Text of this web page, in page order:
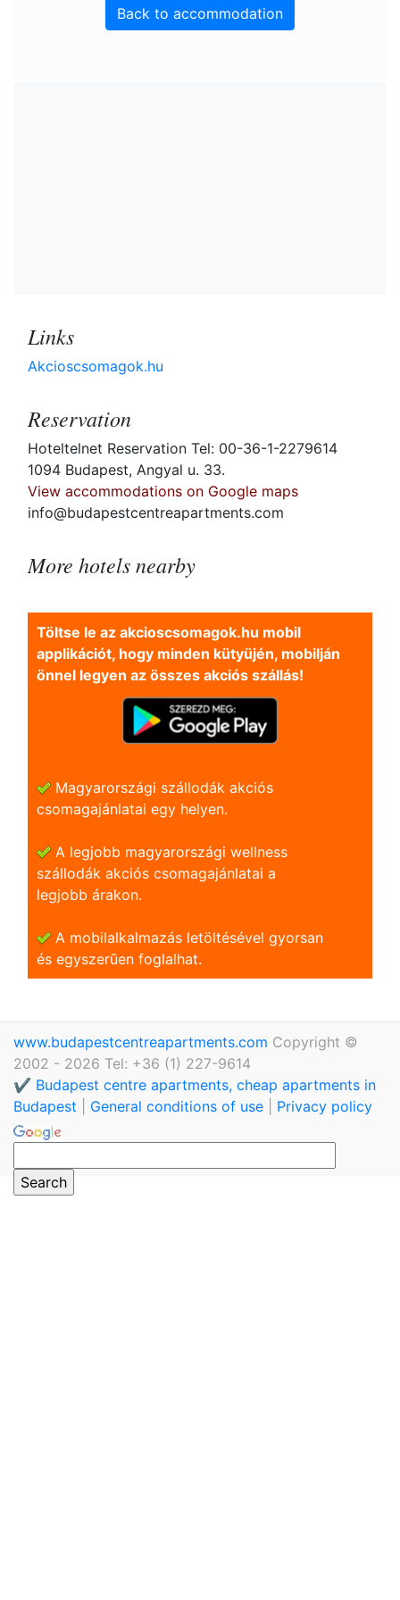
Back to accommodation
Links
Akcioscsomagok.hu
Reservation
Hoteltelnet Reservation Tel: 00-36-1-2279614
1094 Budapest, Angyal u. 33.
View accommodations on Google maps
info@budapestcentreapartments.com
More hotels nearby
Töltse le az akcioscsomagok.hu mobil
applikációt, hogy minden kütyüjén, mobilján
önnel legyen az összes akciós szállás!
Magyarországi szállodák akciós
csomagajánlatai egy helyen.
A legjobb magyarországi wellness
szállodák akciós csomagajánlatai a
legjobb árakon.
A mobilalkalmazás letöltésével gyorsan
és egyszerũen foglalhat.
www.budapestcentreapartments.com Copyright ©
2002 - 2026 Tel: +36 (1) 227-9614
✔️ Budapest centre apartments, cheap apartments in
Budapest
General conditions of use Privacy policy